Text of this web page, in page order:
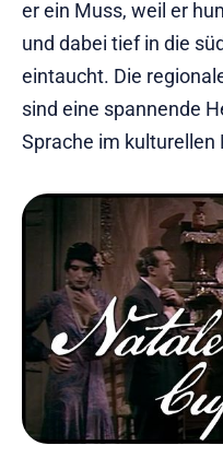
er ein Muss, weil er
und dabei tief in die
eintaucht. Die
sind eine spannende
Sprache im kulturellen